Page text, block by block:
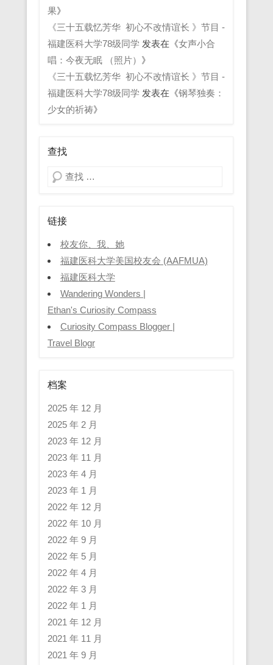
果》
《三十五载忆芳华 初心不改情谊长 》节目 -
福建医科大学78级同学 发表在《女声小合
唱：今夜无眠 （照片） 》
《三十五载忆芳华 初心不改情谊长 》节目 -
福建医科大学78级同学 发表在《钢琴独奏：
少女的祈祷》
查找
Search
链接
校友你、我、她
福建医科大学美国校友会 (AAFMUA)
福建医科大学
Wandering Wonders |
Ethan's Curiosity Compass
Curiosity Compass Blogger |
Travel Blogr
档案
2025 年 12 月
2025 年 2 月
2023 年 12 月
2023 年 11 月
2023 年 4 月
2023 年 1 月
2022 年 12 月
2022 年 10 月
2022 年 9 月
2022 年 5 月
2022 年 4 月
2022 年 3 月
2022 年 1 月
2021 年 12 月
2021 年 11 月
2021 年 9 月